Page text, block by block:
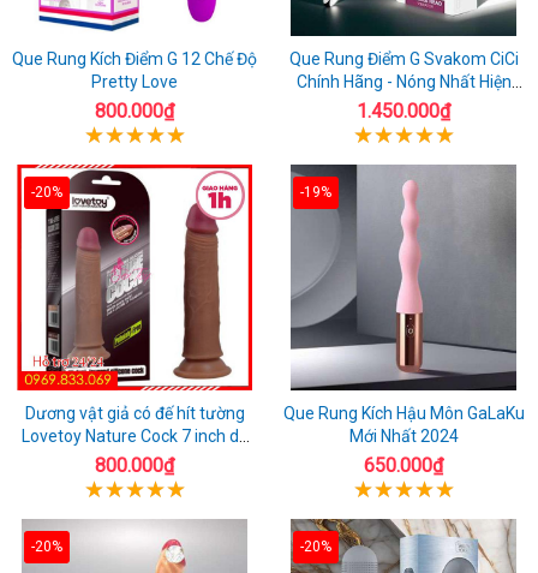
Que Rung Kích Điểm G 12 Chế Độ
Pretty Love
800.000₫
Que Rung Điểm G Svakom CiCi
Chính Hãng - Nóng Nhất Hiện
Nay
1.450.000₫
-20%
Dương vật giả có đế hít tường
Lovetoy Nature Cock 7 inch da
đen
800.000₫
-19%
Que Rung Kích Hậu Môn GaLaKu
Mới Nhất 2024
650.000₫
-20% -20%